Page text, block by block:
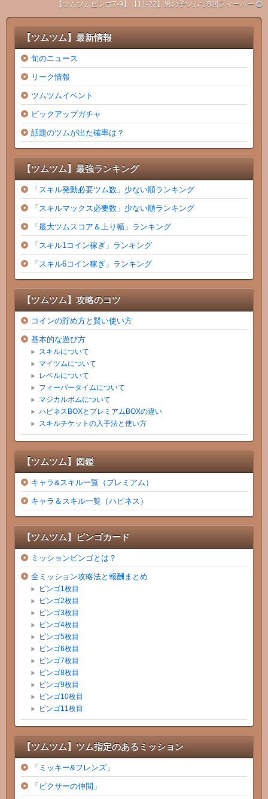
【ツムツムビンゴ7-9】【11-22】男の子ツムで8回フィーバー
【ツムツム】最新情報
旬のニュース
リーク情報
ツムツムイベント
ピックアップガチャ
話題のツムが出た確率は？
【ツムツム】最強ランキング
「スキル発動必要ツム数」少ない順ランキング
「スキルマックス必要数」少ない順ランキング
「最大ツムスコア＆上り幅」ランキング
「スキル1コイン稼ぎ」ランキング
「スキル6コイン稼ぎ」ランキング
【ツムツム】攻略のコツ
コインの貯め方と賢い使い方
基本的な遊び方
スキルについて
マイツムについて
レベルについて
フィーバータイムについて
マジカルボムについて
ハピネスBOXとプレミアムBOXの違い
スキルチケットの入手法と使い方
【ツムツム】図鑑
キャラ&スキル一覧（プレミアム）
キャラ＆スキル一覧（ハピネス）
【ツムツム】ビンゴカード
ミッションビンゴとは？
全ミッション攻略法と報酬まとめ
ビンゴ1枚目
ビンゴ2枚目
ビンゴ3枚目
ビンゴ4枚目
ビンゴ5枚目
ビンゴ6枚目
ビンゴ7枚目
ビンゴ8枚目
ビンゴ9枚目
ビンゴ10枚目
ビンゴ11枚目
【ツムツム】ツム指定のあるミッション
「ミッキー&フレンズ」
「ピクサーの仲間」